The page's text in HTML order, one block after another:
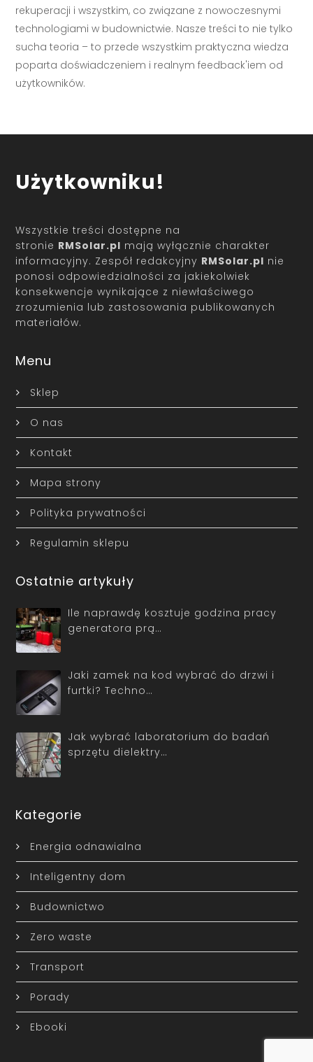
rekuperacji i wszystkim, co związane z nowoczesnymi
technologiami w budownictwie. Nasze treści to nie tylko
sucha teoria – to przede wszystkim praktyczna wiedza
poparta doświadczeniem i realnym feedback'iem od
użytkowników.
Użytkowniku!
Wszystkie treści dostępne na
stronie RMSolar.pl mają wyłącznie charakter
informacyjny. Zespół redakcyjny RMSolar.pl nie
ponosi odpowiedzialności za jakiekolwiek
konsekwencje wynikające z niewłaściwego
zrozumienia lub zastosowania publikowanych
materiałów.
Menu
Sklep
O nas
Kontakt
Mapa strony
Polityka prywatności
Regulamin sklepu
Ostatnie artykuły
Ile naprawdę kosztuje godzina pracy
generatora prą…
Jaki zamek na kod wybrać do drzwi i
furtki? Techno…
Jak wybrać laboratorium do badań
sprzętu dielektry…
Kategorie
Energia odnawialna
Inteligentny dom
Budownictwo
Zero waste
Transport
Porady
Ebooki